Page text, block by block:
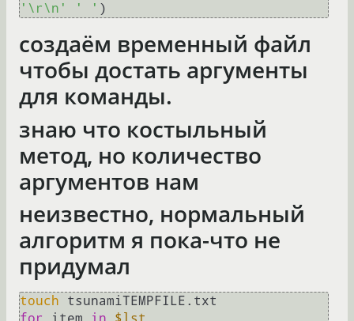
'\r\n'
' '
создаём временный файл
чтобы достать аргументы
для команды.
знаю что костыльный
метод, но количество
аргументов нам
неизвестно, нормальный
алгоритм я пока-что не
придумал
touch